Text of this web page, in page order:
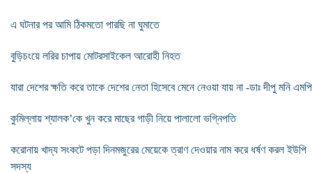
এ ঘটনার পর আমি ঠিকমতো পারছি না ঘুমাতে
বুড়িচংয়ে লরির চাপায় মোটরসাইকেল আরোহী নিহত
যারা দেশের ক্ষতি করে তাকে দেশের নেতা হিসেবে মেনে নেওয়া যায় না -ডাঃ দীপু মনি এমপি
কুমিল্লায় শ্যালক’কে খুন করে মাছের গাড়ী নিয়ে পালালো ভগ্নিপতি
করোনায় খাদ্য সংকটে পড়া দিনমজুরের মেয়েকে ত্রাণ দেওয়ার নাম করে ধর্ষণ করল ইউপি
সদস্য